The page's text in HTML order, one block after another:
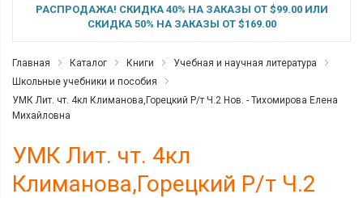
РАСПРОДАЖА! СКИДКА 40% НА ЗАКАЗЫ ОТ $99.00 ИЛИ
СКИДКА 50% НА ЗАКАЗЫ ОТ $169.00
Главная Каталог Книги
Учебная и научная литература
Школьные учебники и пособия
УМК Лит. чт. 4кл Климанова,Горецкий Р/т Ч.2 Нов. - Тихомирова Елена
Михайловна
УМК Лит. чт. 4кл
Климанова,Горецкий Р/т Ч.2